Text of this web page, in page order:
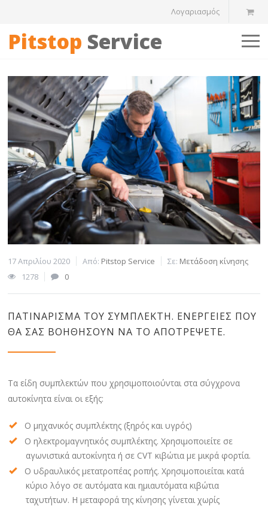
Λογαριασμός
Pitstop Service
17 Απριλίου 2020 Από: Pitstop Service Σε: Μετάδοση κίνησης
1278
0
ΠΑΤΙΝΆΡΙΣΜΑ ΤΟΥ ΣΥΜΠΛΈΚΤΗ. ΕΝΈΡΓΕΙΕΣ ΠΟΥ
ΘΑ ΣΑΣ ΒΟΗΘΉΣΟΥΝ ΝΑ ΤΟ ΑΠΟΤΡΈΨΕΤΕ.
Τα είδη συμπλεκτών που χρησιμοποιούνται στα σύγχρονα
αυτοκίνητα είναι οι εξής:
Ο μηχανικός συμπλέκτης (ξηρός και υγρός)
Ο ηλεκτρομαγνητικός συμπλέκτης. Χρησιμοποιείτε σε
αγωνιστικά αυτοκίνητα ή σε CVT κιβώτια με μικρά φορτία.
Ο υδραυλικός μετατροπέας ροπής. Χρησιμοποιείται κατά
κύριο λόγο σε αυτόματα και ημιαυτόματα κιβώτια
ταχυτήτων. Η μεταφορά της κίνησης γίνεται χωρίς